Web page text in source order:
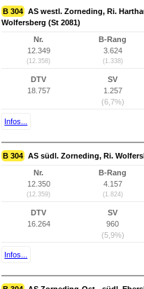
B 304 AS westl. Zorneding, Ri.
Wolfersberg (St 2081)
Nr.
12.349
(12.358)
B-Rang
3.624
(1.338)
DTV
18.757
SV
1.257
(6,7%)
Infos...
B 304 AS südl. Zorneding, Ri.
Nr.
12.350
(12.359)
B-Rang
4.157
(1.824)
DTV
16.264
SV
960
(5,9%)
Infos...